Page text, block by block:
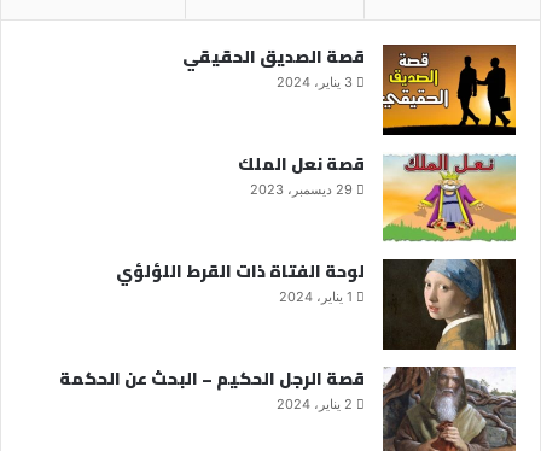
قصة الصديق الحقيقي
3 يناير، 2024
قصة نعل الملك
29 ديسمبر، 2023
لوحة الفتاة ذات القرط اللؤلؤي
1 يناير، 2024
قصة الرجل الحكيم – البحث عن الحكمة
2 يناير، 2024